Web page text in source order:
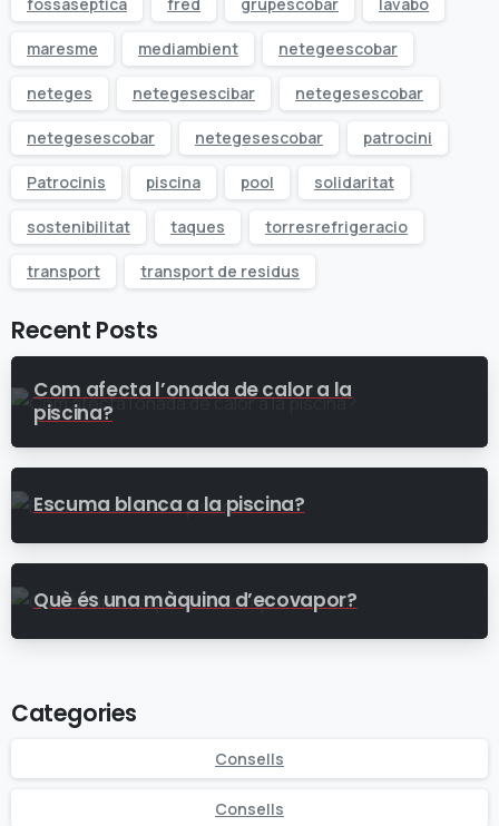
maresme mediambient netegeescobar
neteges netegesescibar netegesescobar
netegesescobar netegesescobar patrocini
Patrocinis piscina pool solidaritat
sostenibilitat taques torresrefrigeracio
transport transport de residus
Recent Posts
Com afecta l’onada de calor a la
piscina?
Escuma blanca a la piscina?
Què és una màquina d’ecovapor?
Categories
Consells
Consells